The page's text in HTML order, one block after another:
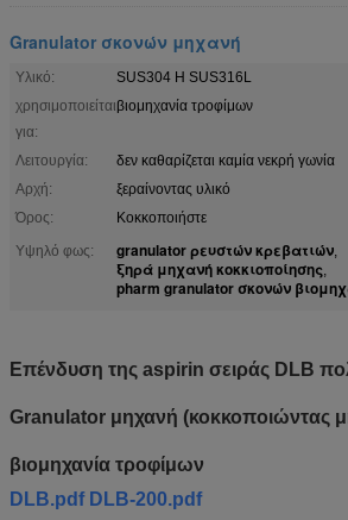
Granulator σκονών μηχανή
Υλικό:
SUS304 Η SUS316L
χρησιμοποιείται
για:
βιομηχανία τροφίμων
Λειτουργία:
δεν καθαρίζεται καμία νεκρή γωνία
Αρχή:
ξεραίνοντας υλικό
Όρος:
Κοκκοποιήστε
Υψηλό φως:
granulator ρευστών κρεβατιών,
ξηρά μηχανή κοκκιοποίησης,
pharm granulator σκονών
Επένδυση της aspirin σειράς DLB
Granulator μηχανή (κοκκοποιώντας
βιομηχανία τροφίμων
DLB.pdf DLB-200.pdf